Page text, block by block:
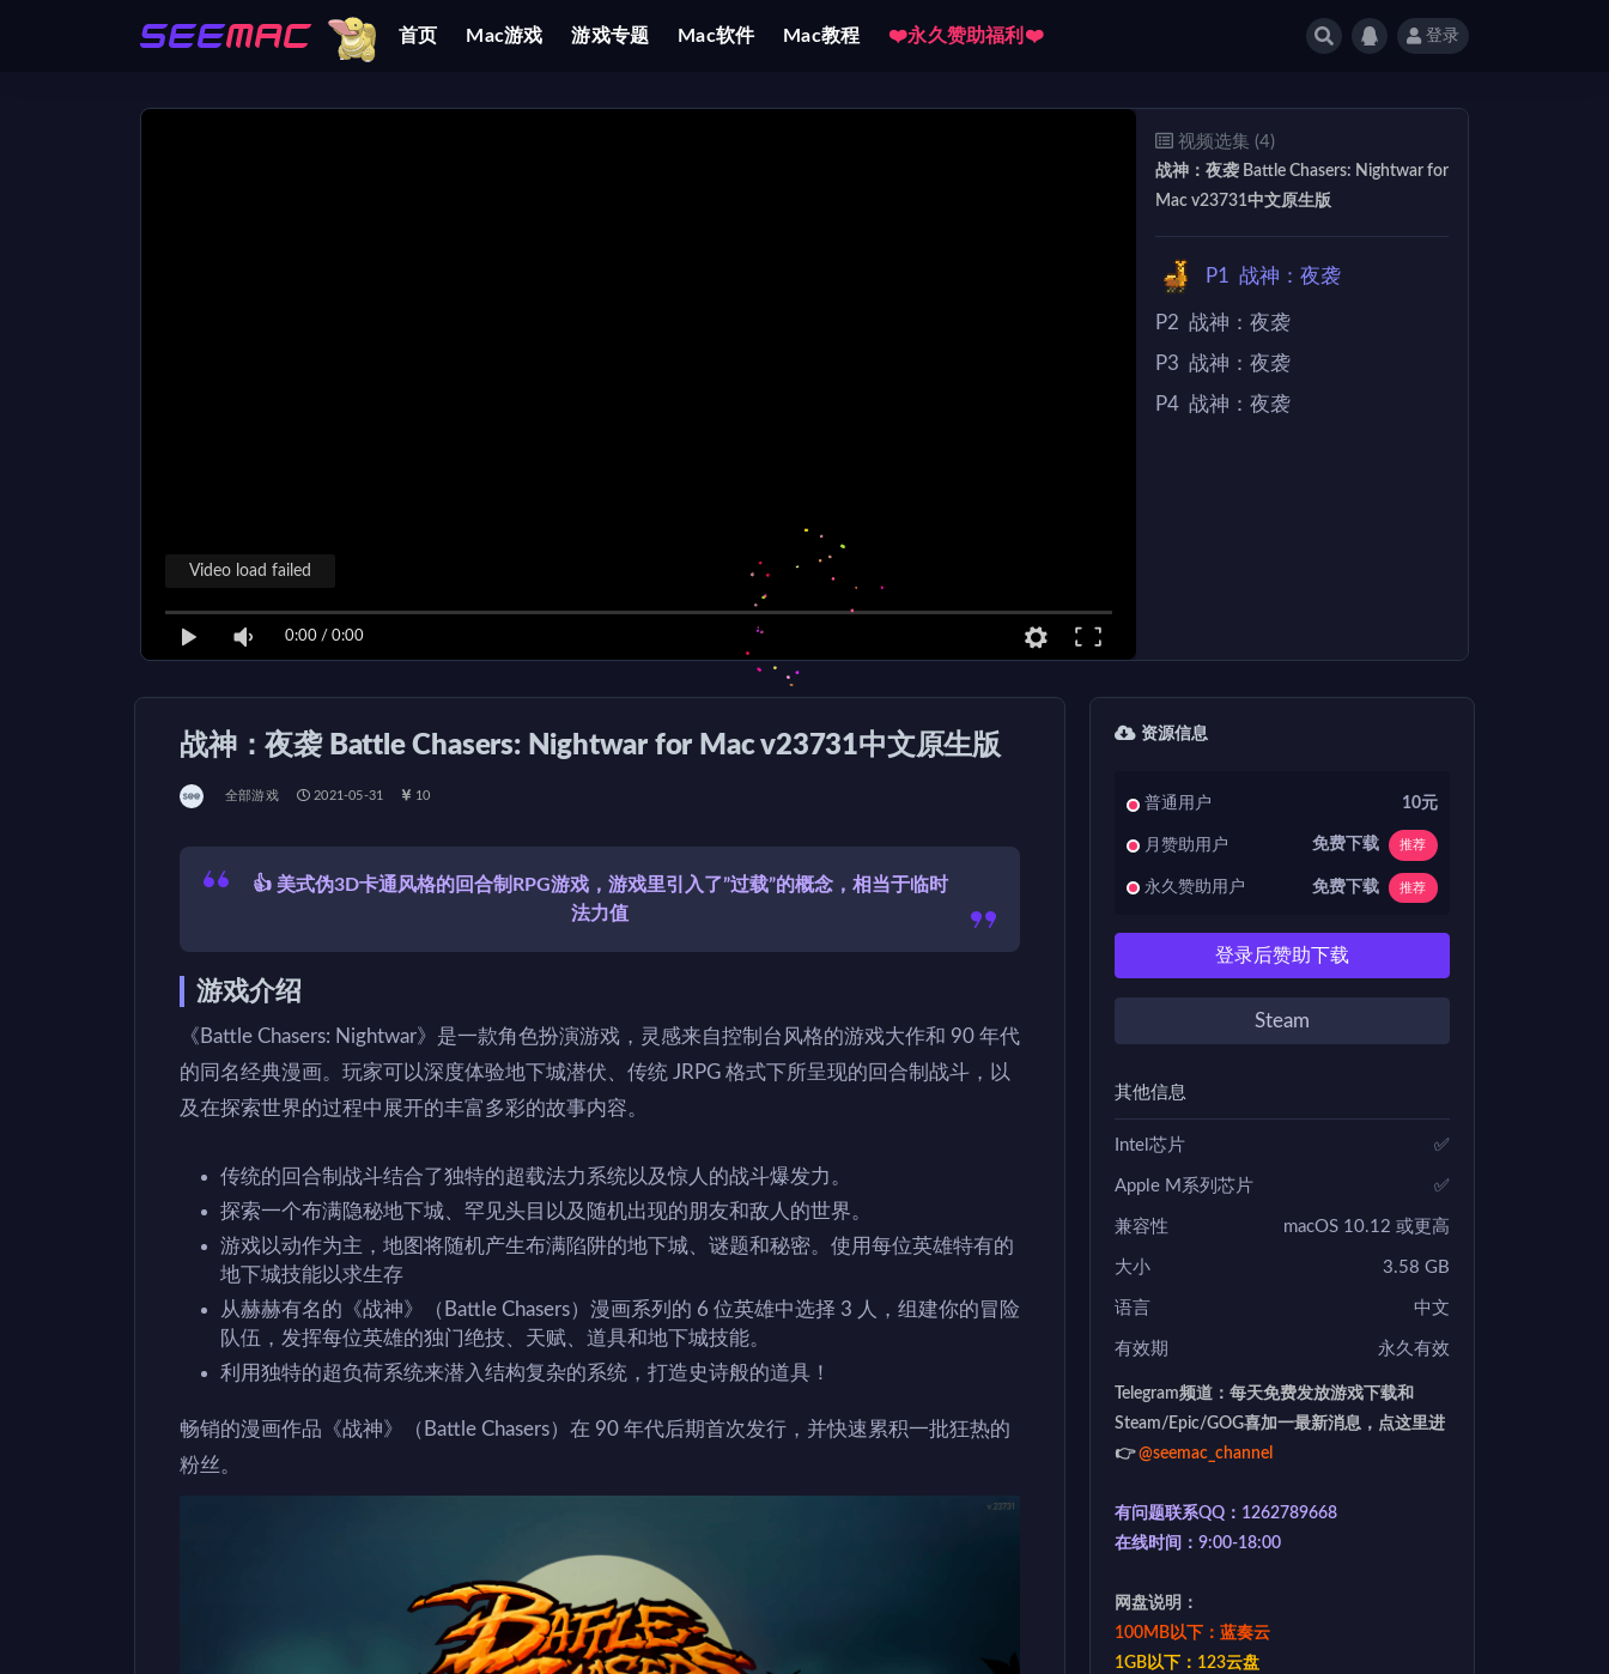
首页 Mac游戏 游戏专题 Mac软件 Mac教程 ❤️永久赞助福利❤️ 登录
0:00 / 0:00
Video load failed
视频选集 (4)
战神：夜袭 Battle Chasers: Nightwar for
Mac v23731中文原生版
P1 战神：夜袭
P2 战神：夜袭
P3 战神：夜袭
P4 战神：夜袭
战神：夜袭 Battle Chasers: Nightwar for Mac v23731中文原生版
全部游戏 2021-05-31 10
👍 美式伪3D卡通风格的回合制RPG游戏，游戏里引入了”过载”的概念，相当于临时
法力值
游戏介绍
《Battle Chasers: Nightwar》是一款角色扮演游戏，灵感来自控制台风格的游戏大作和 90 年代
的同名经典漫画。玩家可以深度体验地下城潜伏、传统 JRPG 格式下所呈现的回合制战斗，以
及在探索世界的过程中展开的丰富多彩的故事内容。
传统的回合制战斗结合了独特的超载法力系统以及惊人的战斗爆发力。
探索一个布满隐秘地下城、罕见头目以及随机出现的朋友和敌人的世界。
游戏以动作为主，地图将随机产生布满陷阱的地下城、谜题和秘密。使用每位英雄特有的
地下城技能以求生存
从赫赫有名的《战神》（Battle Chasers）漫画系列的 6 位英雄中选择 3 人，组建你的冒险
队伍，发挥每位英雄的独门绝技、天赋、道具和地下城技能。
利用独特的超负荷系统来潜入结构复杂的系统，打造史诗般的道具！
畅销的漫画作品《战神》（Battle Chasers）在 90 年代后期首次发行，并快速累积一批狂热的
粉丝。
资源信息
普通用户 10元
月赞助用户 免费下载 推荐
永久赞助用户 免费下载 推荐
登录后赞助下载
Steam
其他信息
Intel芯片 ✅
Apple M系列芯片 ✅
兼容性 macOS 10.12 或更高
大小 3.58 GB
语言 中文
有效期 永久有效
Telegram频道：每天免费发放游戏下载和
Steam/Epic/GOG喜加一最新消息，点这里进
👉@seemac_channel
有问题联系QQ：1262789668
在线时间：9:00-18:00
网盘说明：
100MB以下：蓝奏云
1GB以下：123云盘